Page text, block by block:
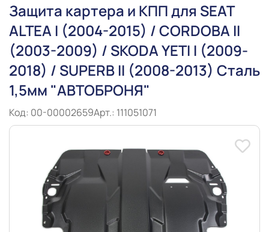
Защита картера и КПП для SEAT
ALTEA I (2004-2015) / CORDOBA II
(2003-2009) / SKODA YETI I (2009-
2018) / SUPERB II (2008-2013) Сталь
1,5мм "АВТОБРОНЯ"
Код: 00-00002659Арт.: 111051071